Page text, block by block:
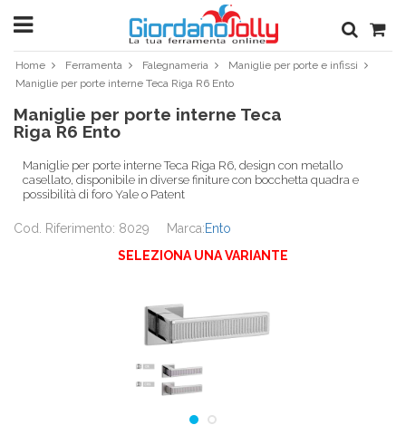
Home Ferramenta Falegnameria
Maniglie per porte e infissi
Maniglie per porte interne Teca Riga R6 Ento
Maniglie per porte interne Teca
Riga R6 Ento
Maniglie per porte interne Teca Riga R6, design con metallo
casellato, disponibile in diverse finiture con bocchetta quadra e
possibilità di foro Yale o Patent
Cod. Riferimento: 8029 Marca:Ento
SELEZIONA UNA VARIANTE